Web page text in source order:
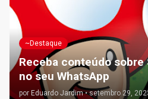
~Destaque
Receba conteúdo sobre
no seu WhatsApp
por Eduardo Jardim • setembro 29,